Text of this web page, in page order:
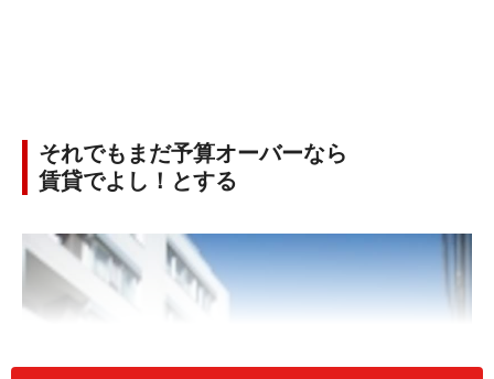
それでもまだ予算オーバーなら
賃貸でよし！とする